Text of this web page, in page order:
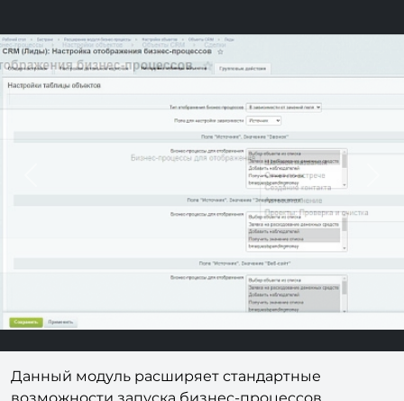
возможности запуска бизнес-процессов,
позволяет искать шаблоны нужных бизнес-